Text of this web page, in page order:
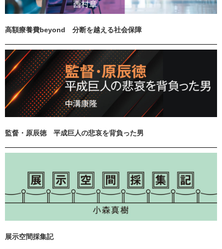
高額療養費beyond 分断を越える社会保障
監督・原辰徳 平成巨人の悲哀を背負った男
展示空間採集記